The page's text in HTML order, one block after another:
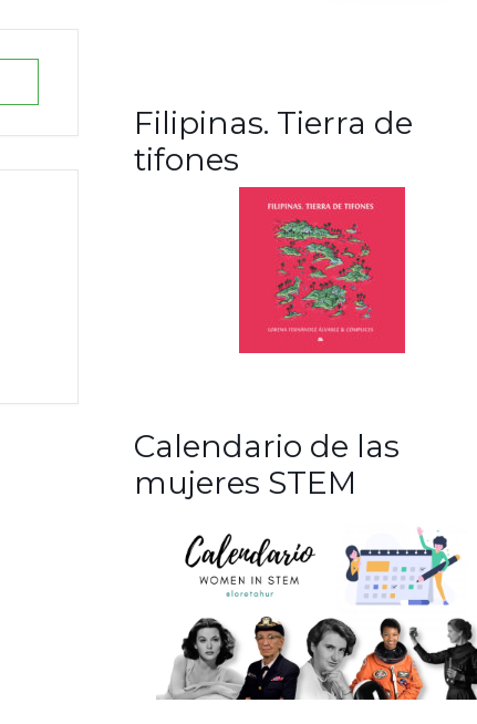
Filipinas. Tierra de
tifones
Calendario de las
mujeres STEM